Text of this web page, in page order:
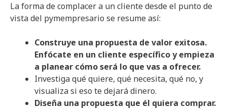
La forma de complacer a un cliente desde el punto de
vista del pymempresario se resume así:
Construye una propuesta de valor exitosa.
Enfócate en un cliente específico y empieza
a planear cómo será lo que vas a ofrecer.
Investiga qué quiere, qué necesita, qué no, y
visualiza si eso te dejará dinero.
Diseña una propuesta que él quiera comprar.